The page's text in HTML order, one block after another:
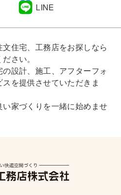
LINE
住宅、工務店をお探しなら
さい。
設計、施工、アフターフォ
を提供させていただきま
家づくりを一緒に始めませ